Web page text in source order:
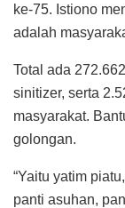
ke-75. Istiono
adalah
Total ada
sinitizer, serta
masyarakat.
golongan.
“Yaitu yatim
panti asuhan,